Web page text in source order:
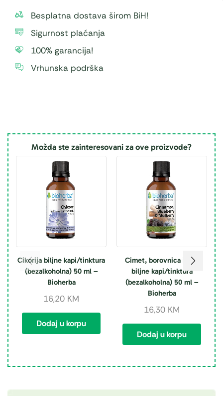
Besplatna dostava širom BiH!
Sigurnost plaćanja
100% garancija!
Vrhunska podrška
Možda ste zainteresovani za ove proizvode?
Cikorija biljne kapi/tinktura
(bezalkoholna) 50 ml –
Bioherba
16,20 KM
Dodaj u korpu
Cimet, borovnica i dud
biljne kapi/tinktura
(bezalkoholna) 50 ml –
Bioherba
16,30 KM
Dodaj u korpu